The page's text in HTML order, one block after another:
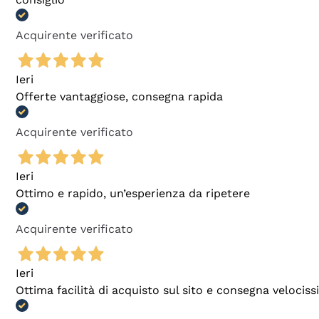
Acquirente verificato
Ieri
Offerte vantaggiose, consegna rapida
Acquirente verificato
Ieri
Ottimo e rapido, un’esperienza da ripetere
Acquirente verificato
Ieri
Ottima facilità di acquisto sul sito e consegna